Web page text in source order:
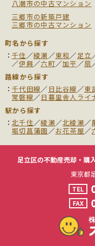
八潮市の中古マンション
三郷市の新築戸建
三郷市の中古マンション
町名から探す
千住／綾瀬／東和／足立
／伊興／六町／加平／扇
路線から探す
千代田線／ 日比谷線／東
常磐線／日暮里舎人ライ
駅から探す
北千住／綾瀬／北綾瀬／
堀切菖蒲園／お花茶屋／
足立区の不動産売却・購
東京都
TEL
FAX